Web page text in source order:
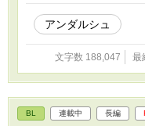
約者候
ター
いう罪
から
る、切
アンダルシュ
文字数 188,047 最
BL 連載中 長編